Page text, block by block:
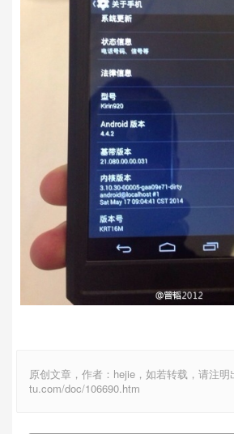
原创文章，作者：hejie，如若转载，请注
tu.com/doc/106690.htm